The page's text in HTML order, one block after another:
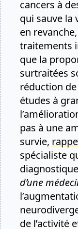
cancers à
qui sauve la
en
traitements
que la
surtraitées
réduction
études à
pas à une
survie,
spécialiste
d’une
de l’activité